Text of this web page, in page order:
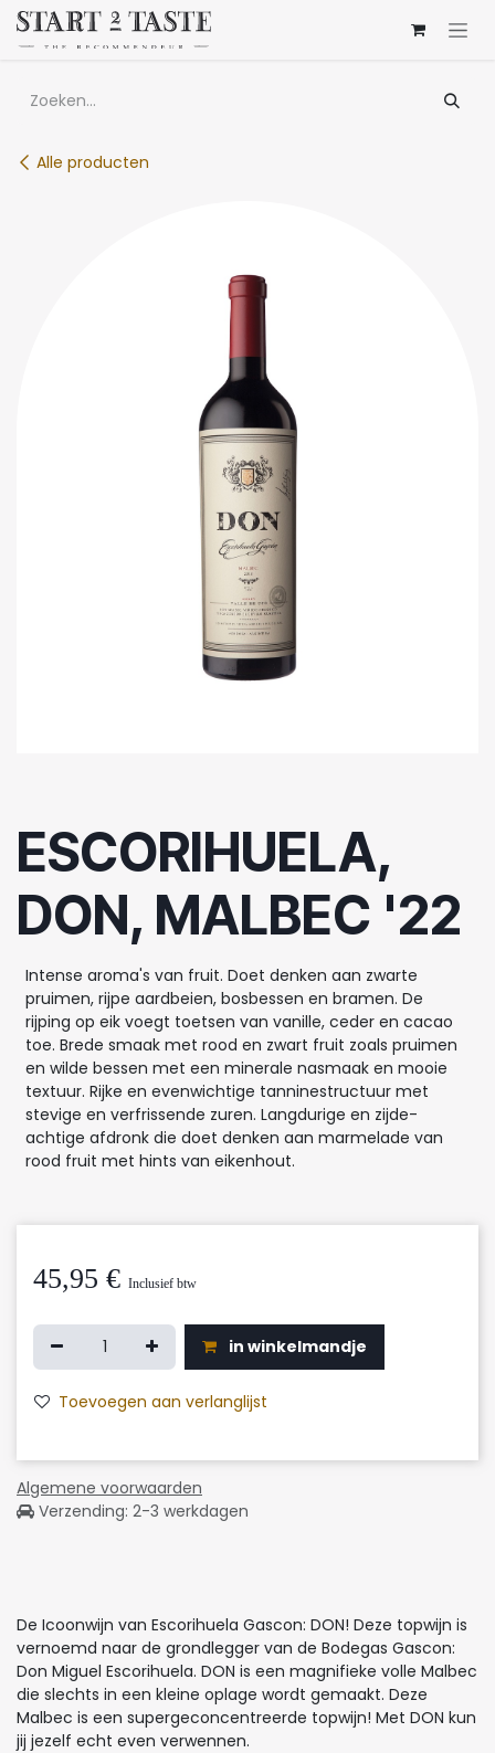
Overslaan naar inhoud
Alle producten
ESCORIHUELA,
DON, MALBEC '22
Intense aroma's van fruit. Doet denken aan zwarte
pruimen, rijpe aardbeien, bosbessen en bramen. De
rijping op eik voegt toetsen van vanille, ceder en cacao
toe. Brede smaak met rood en zwart fruit zoals pruimen
en wilde bessen met een minerale nasmaak en mooie
textuur. Rijke en evenwichtige tanninestructuur met
stevige en verfrissende zuren. Langdurige en zijde-
achtige afdronk die doet denken aan marmelade van
rood fruit met hints van eikenhout.
45,95 € Inclusief btw
in winkelmandje
Toevoegen aan verlanglijst
Algemene voorwaarden
Verzending: 2-3 werkdagen
De Icoonwijn van Escorihuela Gascon: DON! Deze topwijn is
vernoemd naar de grondlegger van de Bodegas Gascon:
Don Miguel Escorihuela. DON is een magnifieke volle Malbec
die slechts in een kleine oplage wordt gemaakt. Deze
Malbec is een supergeconcentreerde topwijn! Met DON kun
jij jezelf echt even verwennen.